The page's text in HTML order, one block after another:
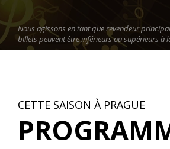
Nous agissons en tant que revendeur
billets peuvent être inférieurs ou supérieurs à
CETTE SAISON À PRAGUE